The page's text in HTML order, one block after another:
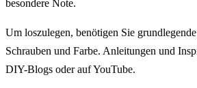
besondere Note.
Um loszulegen, benötigen Sie
Schrauben und Farbe. Anleitungen und
DIY-Blogs oder auf YouTube.